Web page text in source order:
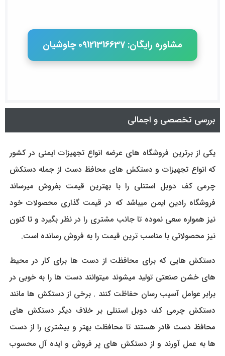
مشاوره رایگان: 09121316637 چاوشیان
بررسی تخصصی و اجمالی
یکی از برترین فروشگاه های عرضه انواع تجهیزات ایمنی در کشور
که انواع تجهیزات و دستکش های محافظ دست از جمله دستکش
چرمی کف دوبل استنلی را با بهترین قیمت بفروش میرساند
فروشگاه رادین ایمن میباشد که در قیمت گذاری محصولات خود
نیز همواره سعی نموده تا جانب مشتری را در نظر بگیرد و تا کنون
نیز محصولاتی با مناسب ترین قیمت را به فروش رسانده است.
دستکش هایی که برای محافظت از دست ها برای کار در محیط
های خشن صنعتی تولید میشوند میتوانند دست ها را به خوبی در
برابر عوامل آسیب رسان حفاظت کنند . برخی از دستکش ها مانند
دستکش چرمی کف دوبل استنلی بر خلاف دیگر دستکش های
محافظ دست قادر هستند تا محافظت بهتر و بیشتری را از دست
ها به عمل آورند و از دستکش های پر فروش و ایده آل محسوب